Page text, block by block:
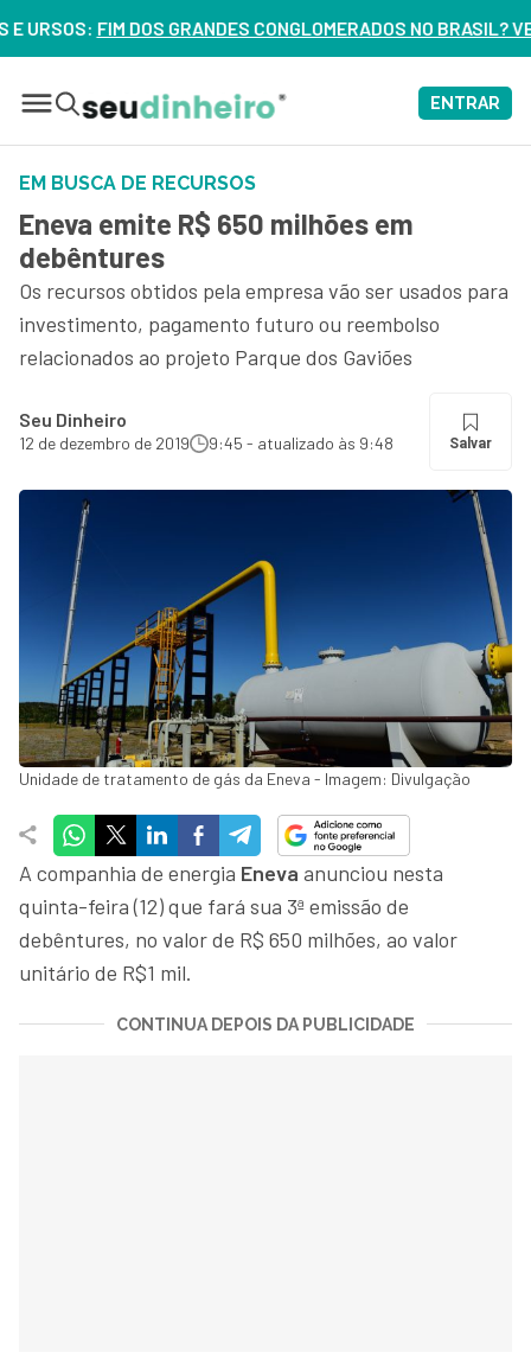
CONGLOMERADOS NO BRASIL? VEJA ERROS DE 3 DELES –
ENTRAR
EM BUSCA DE RECURSOS
Eneva emite R$ 650 milhões em
debêntures
Os recursos obtidos pela empresa vão ser usados para
investimento, pagamento futuro ou reembolso
relacionados ao projeto Parque dos Gaviões
Seu Dinheiro
12 de dezembro de 2019 9:45 - atualizado às 9:48 Salvar
Unidade de tratamento de gás da Eneva - Imagem: Divulgação
A companhia de energia Eneva anunciou nesta
quinta-feira (12) que fará sua 3ª emissão de
debêntures, no valor de R$ 650 milhões, ao valor
unitário de R$1 mil.
CONTINUA DEPOIS DA PUBLICIDADE